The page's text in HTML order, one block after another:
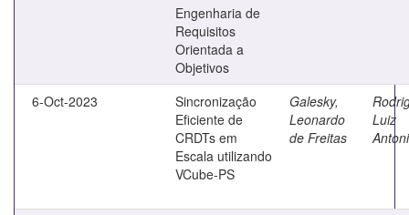
Engenharia de
Requisitos
Orientada a
Objetivos
6-Oct-2023
Sincronização
Eficiente de
CRDTs em
Escala utilizando
VCube-PS
Galesky,
Leonardo
de Freitas
Luiz